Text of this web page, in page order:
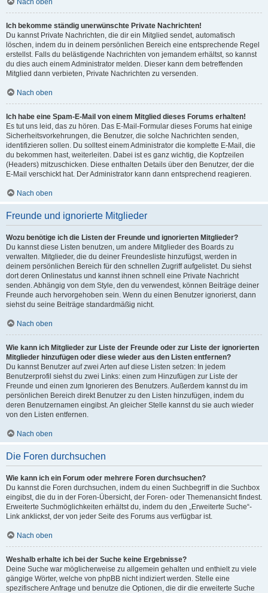
Nach oben
Ich bekomme ständig unerwünschte Private Nachrichten!
Du kannst Private Nachrichten, die dir ein Mitglied sendet, automatisch
löschen, indem du in deinem persönlichen Bereich eine entsprechende Regel
erstellst. Falls du belästigende Nachrichten von jemandem erhältst, so kannst
du dies auch einem Administrator melden. Dieser kann dem betreffenden
Mitglied dann verbieten, Private Nachrichten zu versenden.
Nach oben
Ich habe eine Spam-E-Mail von einem Mitglied dieses Forums erhalten!
Es tut uns leid, das zu hören. Das E-Mail-Formular dieses Forums hat einige
Sicherheitsvorkehrungen, die Benutzer, die solche Nachrichten senden,
identifizieren sollen. Du solltest einem Administrator die komplette E-Mail, die
du bekommen hast, weiterleiten. Dabei ist es ganz wichtig, die Kopfzeilen
(Headers) mitzuschicken. Diese enthalten Details über den Benutzer, der die
E-Mail verschickt hat. Der Administrator kann dann entsprechend reagieren.
Nach oben
Freunde und ignorierte Mitglieder
Wozu benötige ich die Listen der Freunde und ignorierten Mitglieder?
Du kannst diese Listen benutzen, um andere Mitglieder des Boards zu
verwalten. Mitglieder, die du deiner Freundesliste hinzufügst, werden in
deinem persönlichen Bereich für den schnellen Zugriff aufgelistet. Du siehst
dort deren Onlinestatus und kannst ihnen schnell eine Private Nachricht
senden. Abhängig von dem Style, den du verwendest, können Beiträge deiner
Freunde auch hervorgehoben sein. Wenn du einen Benutzer ignorierst, dann
siehst du seine Beiträge standardmäßig nicht.
Nach oben
Wie kann ich Mitglieder zur Liste der Freunde oder zur Liste der ignorierten
Mitglieder hinzufügen oder diese wieder aus den Listen entfernen?
Du kannst Benutzer auf zwei Arten auf diese Listen setzen: In jedem
Benutzerprofil siehst du zwei Links: einen zum Hinzufügen zur Liste der
Freunde und einen zum Ignorieren des Benutzers. Außerdem kannst du im
persönlichen Bereich direkt Benutzer zu den Listen hinzufügen, indem du
deren Benutzernamen eingibst. An gleicher Stelle kannst du sie auch wieder
von den Listen entfernen.
Nach oben
Die Foren durchsuchen
Wie kann ich ein Forum oder mehrere Foren durchsuchen?
Du kannst die Foren durchsuchen, indem du einen Suchbegriff in die Suchbox
eingibst, die du in der Foren-Übersicht, der Foren- oder Themenansicht findest.
Erweiterte Suchmöglichkeiten erhältst du, indem du den „Erweiterte Suche“-
Link anklickst, der von jeder Seite des Forums aus verfügbar ist.
Nach oben
Weshalb erhalte ich bei der Suche keine Ergebnisse?
Deine Suche war möglicherweise zu allgemein gehalten und enthielt zu viele
gängige Wörter, welche von phpBB nicht indiziert werden. Stelle eine
spezifischere Anfrage und benutze die Optionen, die dir die erweiterte Suche